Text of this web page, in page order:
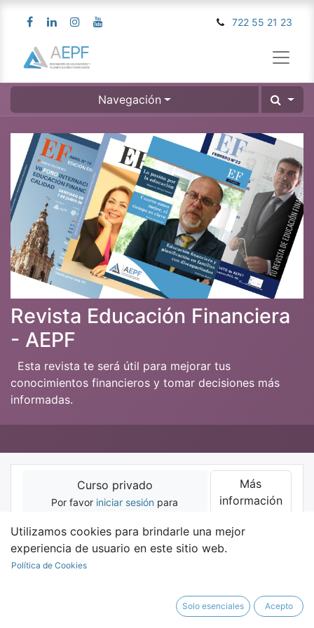
722 55 21 23
Navegación
Revista Educación Financiera
- AEPF
Esta revista te será útil para mejorar tus
conocimientos financieros y tomar decisiones más
informadas.
Curso privado
Por favor iniciar sesión para
Más
información
Curso
Clear filters
Utilizamos cookies para brindarle una mejor
experiencia de usuario en este sitio web.
Política de Cookies
Solo esenciales Acepto